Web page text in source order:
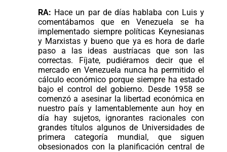
RA: Hace un par de días hablaba con Luis y
comentábamos que en Venezuela se ha
implementado siempre políticas Keynesianas
y Marxistas y bueno que ya es hora de darle
paso a las ideas austríacas que son las
correctas. Fíjate, pudiéramos decir que el
mercado en Venezuela nunca ha permitido el
cálculo económico porque siempre ha estado
bajo el control del gobierno. Desde 1958 se
comenzó a asesinar la libertad económica en
nuestro país y lamentablemente aun hoy en
día hay sujetos, ignorantes racionales con
grandes títulos algunos de Universidades de
primera categoría mundial, que siguen
obsesionados con la planificación central de